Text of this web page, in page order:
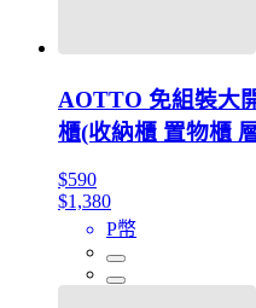
AOTTO 免組裝大
櫃(收納櫃 置物櫃
$590
$1,380
P幣